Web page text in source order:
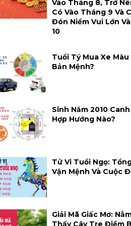
Vào Tháng 8, Trở
Có Vào Tháng 9 Và
Đón Niềm Vui Lớn
10
Tuổi Tý Mua Xe Màu
Bản Mệnh?
Sinh Năm 2010
Hợp Hướng Nào?
Tử Vi Tuổi Ngọ:
Vận Mệnh Và Cuộc
Giải Mã Giấc Mơ:
Thấy Cây Tre Điềm